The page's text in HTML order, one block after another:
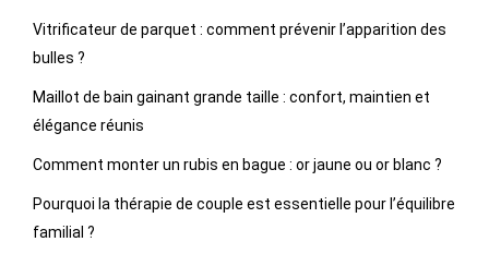
Vitrificateur de parquet : comment prévenir l’apparition des
bulles ?
Maillot de bain gainant grande taille : confort, maintien et
élégance réunis
Comment monter un rubis en bague : or jaune ou or blanc ?
Pourquoi la thérapie de couple est essentielle pour l’équilibre
familial ?